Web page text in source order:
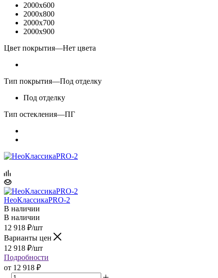
2000x600
2000x800
2000x700
2000x900
Цвет покрытия—Нет цвета
Тип покрытия—Под отделку
Под отделку
Тип остекления—ПГ
НеоКлассикаPRO-2
В наличии
В наличии
12 918 ₽/шт
Варианты цен
12 918 ₽/шт
Подробности
от 12 918 ₽